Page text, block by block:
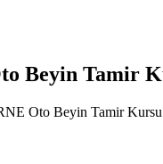
Beyin Tamir
Oto Beyin Tamir Kursu